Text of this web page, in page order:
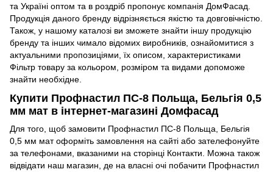
та Україні оптом та в роздріб пропонує компанія ДомФасад.
Продукція даного бренду відрізняється якістю та довговічністю.
Також, у нашому каталозі ви зможете знайти іншу продукцію
бренду та інших чимало відомих виробників, ознайомитися з
актуальними пропозиціями, їх описом, характеристиками
Фільтр товару за кольором, розміром та видами допоможе
знайти необхідне.
Купити Профнастил ПС-8 Польща, Бельгія 0,5
мм мат в інтернет-магазині Домфасад
Для того, щоб замовити Профнастил ПС-8 Польща, Бельгія
0,5 мм мат оформіть замовлення на сайті або зателефонуйте
за телефонами, вказаними на сторінці Контакти. Можна також
відвідати наш магазин, де на власні очі побачити Профнастил